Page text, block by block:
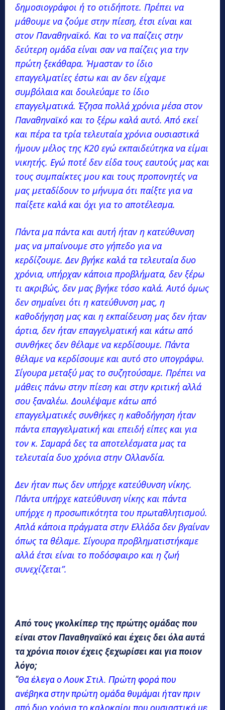
δημοσιογράφοι ή το οτιδήποτε. Πρέπει να
μάθουμε να ζούμε στην πίεση, έτσι είναι και
στον Παναθηναϊκό. Και το να παίζεις στην
δεύτερη ομάδα είναι σαν να παίζεις για την
πρώτη ξεκάθαρα. Ήμασταν το ίδιο
επαγγελματίες έστω και αν δεν είχαμε
συμβόλαια και δουλεύαμε το ίδιο
επαγγελματικά. Έζησα πολλά χρόνια μέσα στον
Παναθηναϊκό και το ξέρω καλά αυτό. Από εκεί
και πέρα τα τρία τελευταία χρόνια ουσιαστικά
ήμουν μέλος της Κ20 εγώ εκπαιδεύτηκα να είμαι
νικητής. Εγώ ποτέ δεν είδα τους εαυτούς μας και
τους συμπαίκτες μου και τους προπονητές να
μας μεταδίδουν το μήνυμα ότι παίξτε για να
παίξετε καλά και όχι για το αποτέλεσμα.
Πάντα μα πάντα και αυτή ήταν η κατεύθυνση
μας να μπαίνουμε στο γήπεδο για να
κερδίζουμε. Δεν βγήκε καλά τα τελευταία δυο
χρόνια, υπήρχαν κάποια προβλήματα, δεν ξέρω
τι ακριβώς, δεν μας βγήκε τόσο καλά. Αυτό όμως
δεν σημαίνει ότι η κατεύθυνση μας, η
καθοδήγηση μας και η εκπαίδευση μας δεν ήταν
άρτια, δεν ήταν επαγγελματική και κάτω από
συνθήκες δεν θέλαμε να κερδίσουμε. Πάντα
θέλαμε να κερδίσουμε και αυτό στο υπογράφω.
Σίγουρα μεταξύ μας το συζητούσαμε. Πρέπει να
μάθεις πάνω στην πίεση και στην κριτική αλλά
σου ξαναλέω. Δουλέψαμε κάτω από
επαγγελματικές συνθήκες η καθοδήγηση ήταν
πάντα επαγγελματική και επειδή είπες και για
τον κ. Σαμαρά δες τα αποτελέσματα μας τα
τελευταία δυο χρόνια στην Ολλανδία.
Δεν ήταν πως δεν υπήρχε κατεύθυνση νίκης.
Πάντα υπήρχε κατεύθυνση νίκης και πάντα
υπήρχε η προσωπικότητα του πρωταθλητισμού.
Απλά κάποια πράγματα στην Ελλάδα δεν βγαίναν
όπως τα θέλαμε. Σίγουρα προβληματιστήκαμε
αλλά έτσι είναι το ποδόσφαιρο και η ζωή
συνεχίζεται”.
Από τους γκολκίπερ της πρώτης ομάδας που
είναι στον Παναθηναϊκό και έχεις δει όλα αυτά
τα χρόνια ποιον έχεις ξεχωρίσει και για ποιον
λόγο;
“Θα έλεγα ο Λουκ Στιλ. Πρώτη φορά που
ανέβηκα στην πρώτη ομάδα θυμάμαι ήταν πριν
από δυο χρόνια το καλοκαίρι που ουσιαστικά με